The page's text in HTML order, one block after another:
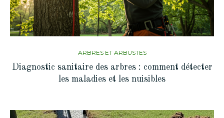
ARBRES ET ARBUSTES
Diagnostic sanitaire des arbres : comment détecter
les maladies et les nuisibles